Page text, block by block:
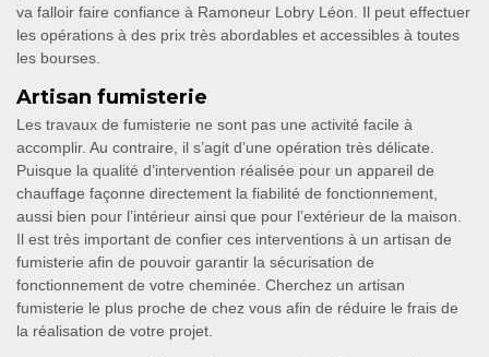
va falloir faire confiance à Ramoneur Lobry Léon. Il peut effectuer
les opérations à des prix très abordables et accessibles à toutes
les bourses.
Artisan fumisterie
Les travaux de fumisterie ne sont pas une activité facile à
accomplir. Au contraire, il s’agit d’une opération très délicate.
Puisque la qualité d’intervention réalisée pour un appareil de
chauffage façonne directement la fiabilité de fonctionnement,
aussi bien pour l’intérieur ainsi que pour l’extérieur de la maison.
Il est très important de confier ces interventions à un artisan de
fumisterie afin de pouvoir garantir la sécurisation de
fonctionnement de votre cheminée. Cherchez un artisan
fumisterie le plus proche de chez vous afin de réduire le frais de
la réalisation de votre projet.